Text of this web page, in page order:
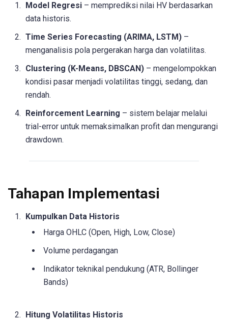
Model Regresi – memprediksi nilai HV berdasarkan
data historis.
Time Series Forecasting (ARIMA, LSTM) –
menganalisis pola pergerakan harga dan volatilitas.
Clustering (K-Means, DBSCAN) – mengelompokkan
kondisi pasar menjadi volatilitas tinggi, sedang, dan
rendah.
Reinforcement Learning – sistem belajar melalui
trial-error untuk memaksimalkan profit dan mengurangi
drawdown.
Tahapan Implementasi
Kumpulkan Data Historis
Harga OHLC (Open, High, Low, Close)
Volume perdagangan
Indikator teknikal pendukung (ATR, Bollinger
Bands)
Hitung Volatilitas Historis